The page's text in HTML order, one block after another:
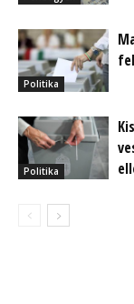
Politika
Politika